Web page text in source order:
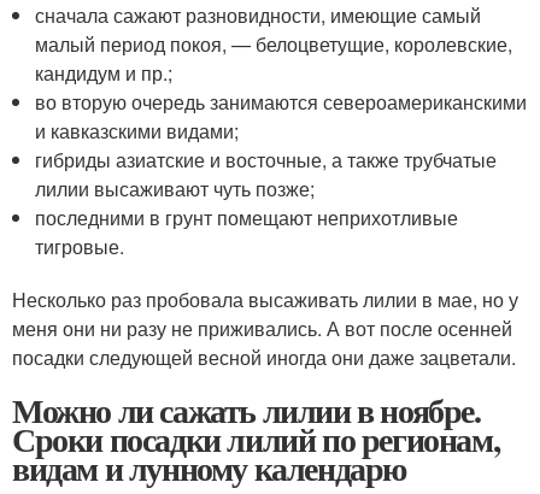
сначала сажают разновидности, имеющие самый
малый период покоя, — белоцветущие, королевские,
кандидум и пр.;
во вторую очередь занимаются североамериканскими
и кавказскими видами;
гибриды азиатские и восточные, а также трубчатые
лилии высаживают чуть позже;
последними в грунт помещают неприхотливые
тигровые.
Несколько раз пробовала высаживать лилии в мае, но у
меня они ни разу не приживались. А вот после осенней
посадки следующей весной иногда они даже зацветали.
Можно ли сажать лилии в ноябре.
Сроки посадки лилий по регионам,
видам и лунному календарю